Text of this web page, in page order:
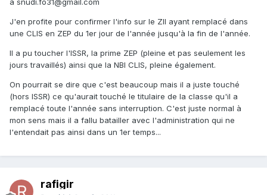
à snudi.fo31@gmail.com
J'en profite pour confirmer l'info sur le ZIl ayant remplacé dans
une CLIS en ZEP du 1er jour de l'année jusqu'à la fin de l'année.
Il a pu toucher l'ISSR, la prime ZEP (pleine et pas seulement les
jours travaillés) ainsi que la NBI CLIS, pleine également.
On pourrait se dire que c'est beaucoup mais il a juste touché
(hors ISSR) ce qu'aurait touché le titulaire de la classe qu'il a
remplacé toute l'année sans interruption. C'est juste normal à
mon sens mais il a fallu batailler avec l'administration qui ne
l'entendait pas ainsi dans un 1er temps...
rafigir